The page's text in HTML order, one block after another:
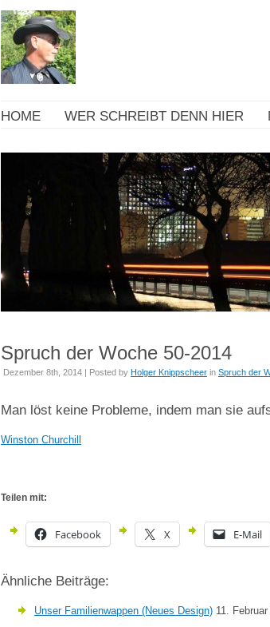
HOME WER SCHREIBT DENN HIER
Spruch der Woche 50-2014
Dezember 8th, 2014 | Posted by Holger Knippscheer in Spruch der
Man löst keine Probleme, indem man sie
Winston Churchill
Teilen mit:
Facebook X E-Mail
Ähnliche Beiträge:
Unser Familienwappen (Neues Design) 11.